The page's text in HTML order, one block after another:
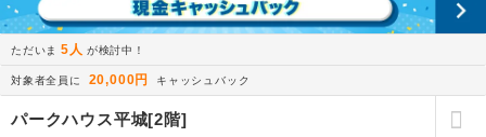
ただいま 5人 が検討中！
対象者全員に 20,000円 キャッシュバック
パークハウス平城[2階]